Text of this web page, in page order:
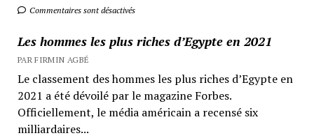
Commentaires sont désactivés
Les hommes les plus riches d’Egypte en 2021
PAR FIRMIN AGBÉ
Le classement des hommes les plus riches d’Egypte en
2021 a été dévoilé par le magazine Forbes.
Officiellement, le média américain a recensé six
milliardaires...